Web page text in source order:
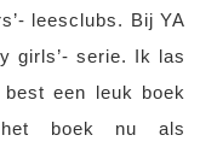
leesclubs. Bij YA
girls’- serie. Ik las
een leuk boek
boek nu als